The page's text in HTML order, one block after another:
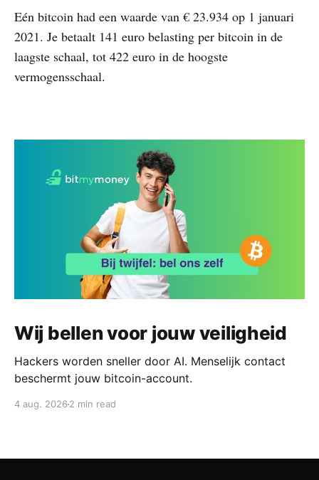
Eén bitcoin had een waarde van € 23.934 op 1 januari
2021. Je betaalt 141 euro belasting per bitcoin in de
laagste schaal, tot 422 euro in de hoogste
vermogensschaal.
Wij bellen voor jouw veiligheid
Hackers worden sneller door AI. Menselijk contact
beschermt jouw bitcoin-account.
4 aug. 2026 2 min read